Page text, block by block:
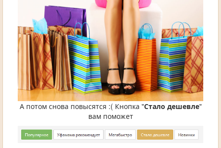
А потом снова повысятся :( Кнопка "Стало дешевле"
вам поможет